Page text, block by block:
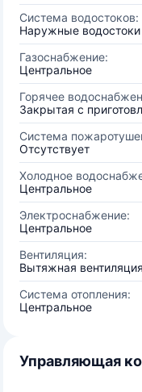
Система водостоков:
Наружные водостоки
Газоснабжение:
Центральное
Горячее
Закрытая с
Система
Отсутствует
Холодное
Центральное
Электроснабжение:
Центральное
Вентиляция:
Вытяжная вентиляция
Система отопления:
Центральное
Управляющая